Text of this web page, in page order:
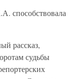
способствовала
рассказ,
судьбы